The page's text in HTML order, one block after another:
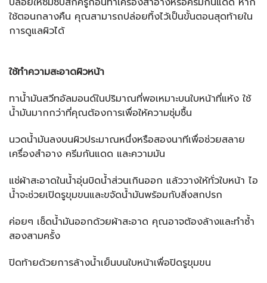
ใช้ตอนกลางคืน คุณสามารถปล่อยทิ้งไว้เป็นขั้นตอนสุดท้ายใน
การดูแลผิวได้
ใช้ทำความสะอาดผิวหน้า
ทาน้ำมันสวีทอัลมอนด์ในปริมาณที่พอเหมาะบนใบหน้าที่แห้ง ใช้
น้ำมันมากกว่าที่คุณต้องการเพื่อให้ความชุ่มชื้น
นวดน้ำมันลงบนผิวประมาณหนึ่งหรือสองนาทีเพื่อช่วยสลาย
เครื่องสำอาง ครีมกันแดด และความมัน
แช่ผ้าสะอาดในน้ำอุ่นบิดน้ำส่วนเกินออก แล้ววางให้ทั่วใบหน้า ไอ
น้ำจะช่วยเปิดรูขุมขนและขจัดน้ำมันพร้อมกับสิ่งสกปรก
ค่อยๆ เช็ดน้ำมันออกด้วยผ้าสะอาด คุณอาจต้องล้างและทำซ้ำ
สองสามครั้ง
ปิดท้ายด้วยการล้างน้ำเย็นบนใบหน้าเพื่อปิดรูขุมขน